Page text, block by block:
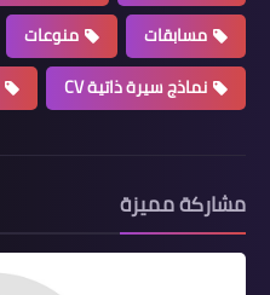
مسابقات
منوعات
نماذج سيرة ذاتية CV
مشاركة مميزة